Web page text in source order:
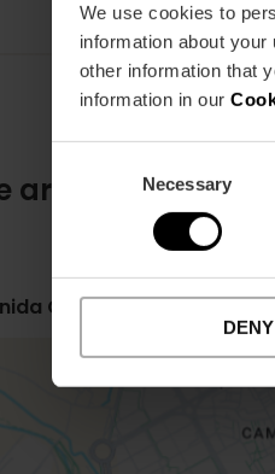
We use cookies to
information about
other information that
information in our
Necessary
DENY
arriveren
Cortes Valencianas,